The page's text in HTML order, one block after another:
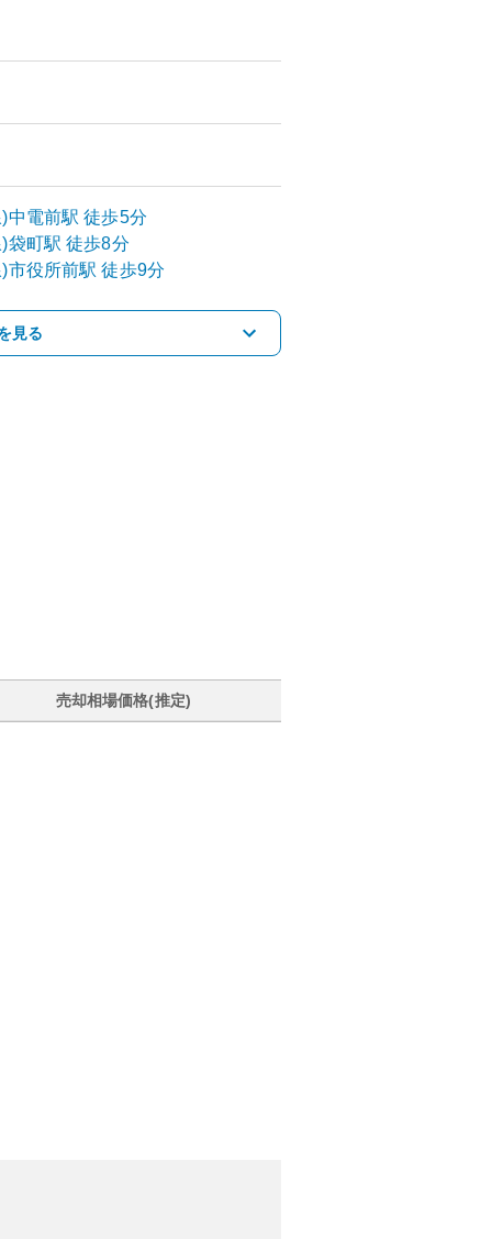
中電前駅 徒歩5分
袋町駅 徒歩8分
市役所前駅 徒歩9分
見る
売却相場価格(推定)